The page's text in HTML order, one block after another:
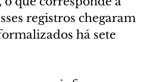
registros chegaram
há sete